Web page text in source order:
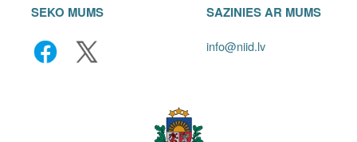
SEKO MUMS SAZINIES AR MUMS
info@niid.lv